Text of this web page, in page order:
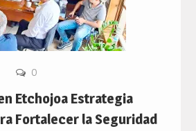
0
Etchojoa Estrategia
Fortalecer la Seguridad